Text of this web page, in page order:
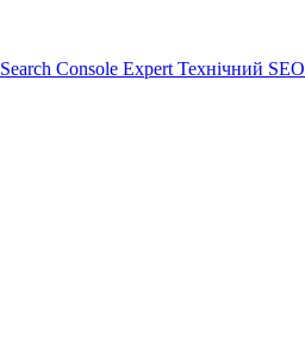
Search Console Expert Технічний SEO